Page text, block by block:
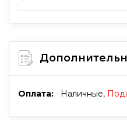
Оплата: Наличные,